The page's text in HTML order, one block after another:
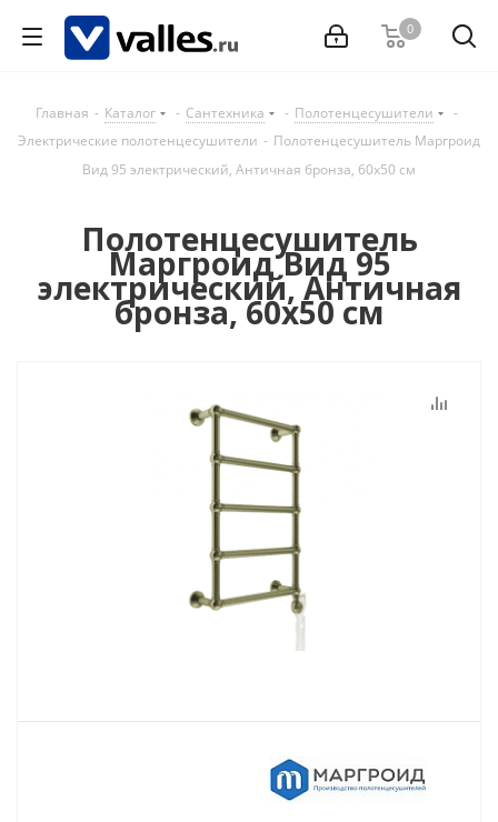
0
Главная - Каталог - Сантехника - Полотенцесушители
-
Электрические полотенцесушители - Полотенцесушитель Маргроид
Вид 95 электрический, Античная бронза, 60х50 см
Полотенцесушитель
Маргроид Вид 95
электрический, Античная
бронза, 60х50 см